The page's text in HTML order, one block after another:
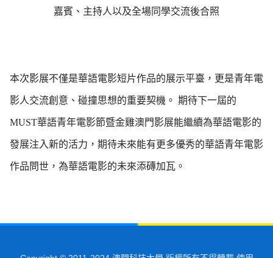
嘉賓、主持人以及全場同學交流後合照
本次影展不僅是華語電影短片作品的展示平臺，更是青年電
影人交流創意、碰撞思想的重要契機。 期待下一屆的
MUST華語青年電影節暨金雞澳門影展能繼續為華語電影的
發展注入新的活力，期待未來能有更多優秀的華語青年電影
作品問世，為華語電影的未來添磚加瓦。